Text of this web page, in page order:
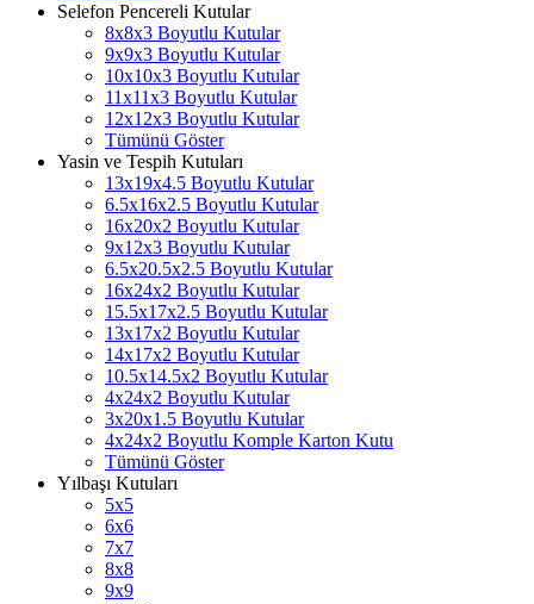
Selefon Pencereli Kutular
8x8x3 Boyutlu Kutular
9x9x3 Boyutlu Kutular
10x10x3 Boyutlu Kutular
11x11x3 Boyutlu Kutular
12x12x3 Boyutlu Kutular
Tümünü Göster
Yasin ve Tespih Kutuları
13x19x4.5 Boyutlu Kutular
6.5x16x2.5 Boyutlu Kutular
16x20x2 Boyutlu Kutular
9x12x3 Boyutlu Kutular
6.5x20.5x2.5 Boyutlu Kutular
16x24x2 Boyutlu Kutular
15.5x17x2.5 Boyutlu Kutular
13x17x2 Boyutlu Kutular
14x17x2 Boyutlu Kutular
10.5x14.5x2 Boyutlu Kutular
4x24x2 Boyutlu Kutular
3x20x1.5 Boyutlu Kutular
4x24x2 Boyutlu Komple Karton Kutu
Tümünü Göster
Yılbaşı Kutuları
5x5
6x6
7x7
8x8
9x9